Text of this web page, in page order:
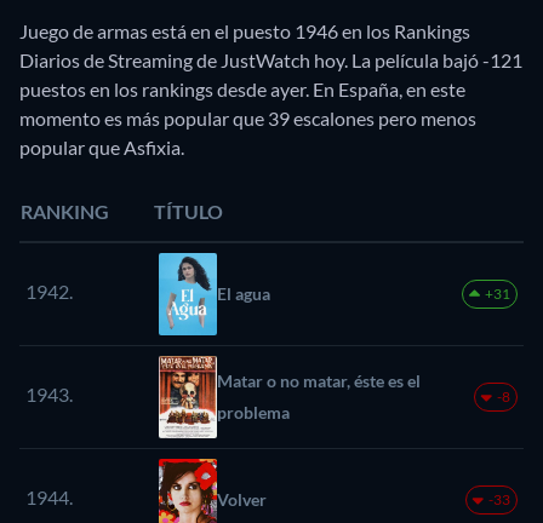
Juego de armas está en el puesto 1946 en los Rankings
Diarios de Streaming de JustWatch hoy. La película bajó -121
puestos en los rankings desde ayer. En España, en este
momento es más popular que 39 escalones pero menos
popular que Asfixia.
RANKING TÍTULO
1942. El agua +31
1943.
Matar o no matar, éste es el
problema
-8
1944. Volver -33